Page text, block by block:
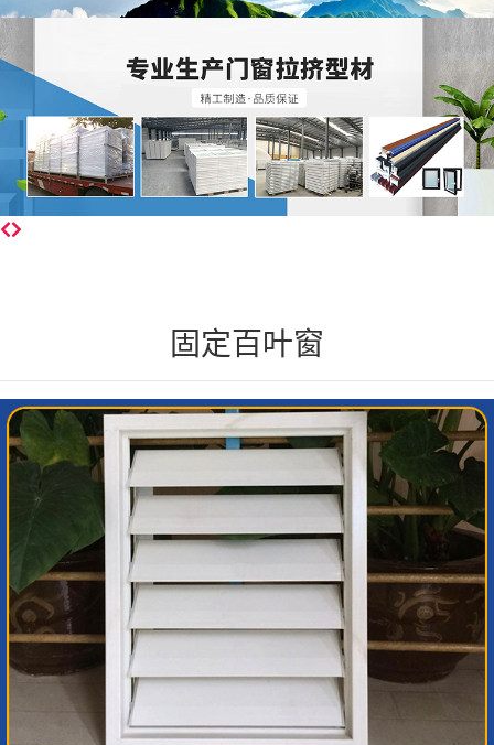
固定百叶窗